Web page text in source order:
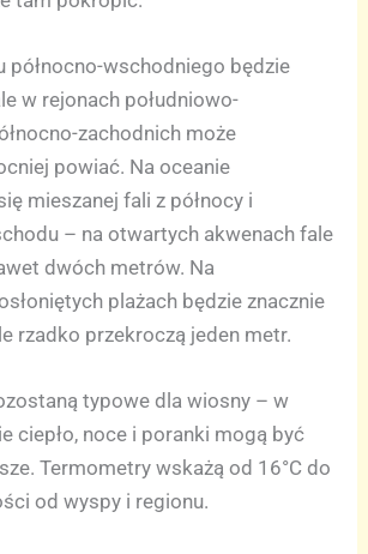
północno-wschodniego będzie
w rejonach południowo-
zachodnich może
powiać. Na oceanie
mieszanej fali z północy i
– na otwartych akwenach fale
dwóch metrów. Na
plażach będzie znacznie
rzadko przekroczą jeden metr.
typowe dla wiosny – w
ciepło, noce i poranki mogą być
Termometry wskażą od 16°C do
od wyspy i regionu.